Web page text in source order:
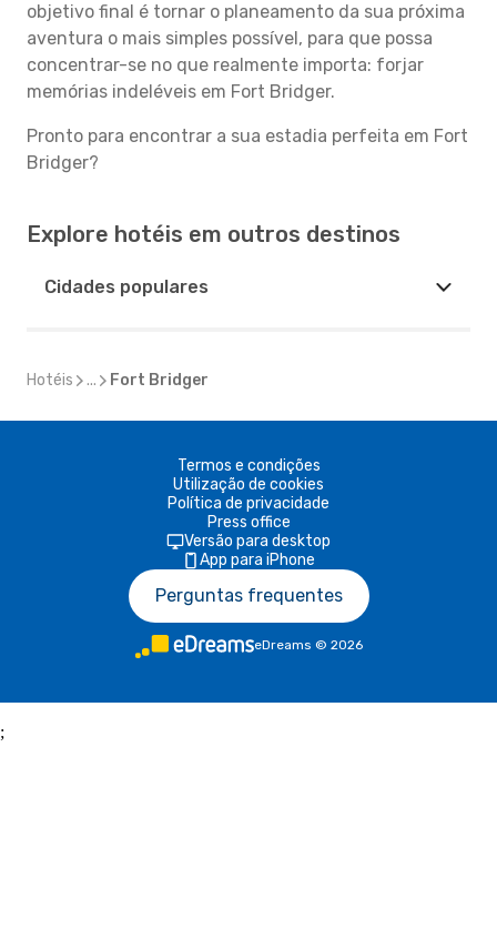
objetivo final é tornar o planeamento da sua próxima
aventura o mais simples possível, para que possa
concentrar-se no que realmente importa: forjar
memórias indeléveis em Fort Bridger.
Pronto para encontrar a sua estadia perfeita em Fort
Bridger?
Explore hotéis em outros destinos
Cidades populares
Hotéis ... Fort Bridger
Termos e condições
Utilização de cookies
Política de privacidade
Press office
Versão para desktop
App para iPhone
Perguntas frequentes
eDreams © 2026
;